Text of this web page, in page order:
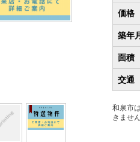
価格
築年
面積
交通
和泉市
きませ